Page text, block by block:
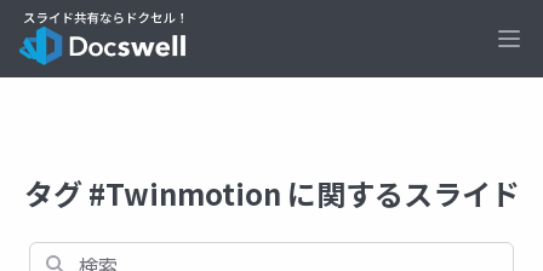
タグ #Twinmotion に関するスライド
検索